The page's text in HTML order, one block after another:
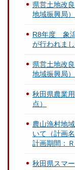
県営土地改
地域振興局）
R8年度 象
が行われまし
県営土地改
地域振興局）
秋田県農業
点）
農山漁村地
いて（計画
計画期間：Ｒ
秋田県スマ